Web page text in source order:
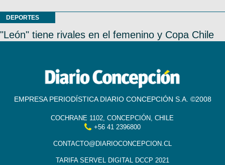
DEPORTES
"León" tiene rivales en el femenino y Copa Chile
EMPRESA PERIODÍSTICA DIARIO CONCEPCIÓN S.A. ©2008
COCHRANE 1102, CONCEPCIÓN, CHILE
+56 41 2396800
CONTACTO@DIARIOCONCEPCION.CL
TARIFA SERVEL DIGITAL DCCP 2021